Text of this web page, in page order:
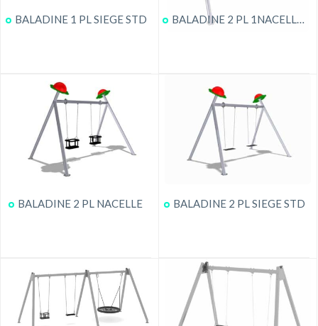
BALADINE 1 PL SIEGE STD BALADINE 2 PL 1NACELLE – 1SIEGE
BALADINE 2 PL NACELLE BALADINE 2 PL SIEGE STD